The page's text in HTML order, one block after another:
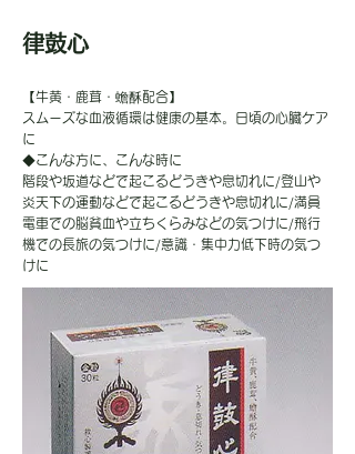
律鼓心
【牛黄・鹿茸・蟾酥配合】
スムーズな血液循環は健康の基本。日頃の心臓ケア
に
◆こんな方に、こんな時に
階段や坂道などで起こるどうきや息切れに/登山や
炎天下の運動などで起こるどうきや息切れに/満員
電車での脳貧血や立ちくらみなどの気つけに/飛行
機での長旅の気つけに/意識・集中力低下時の気つ
けに